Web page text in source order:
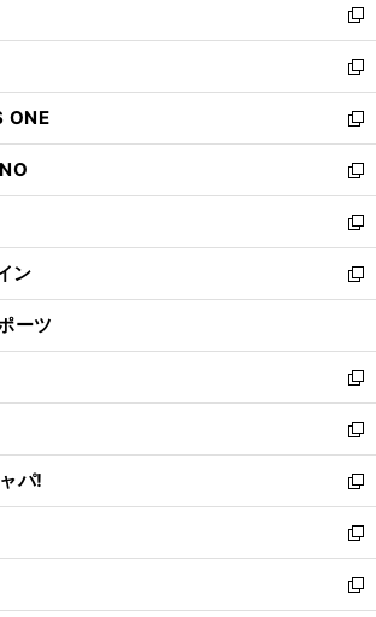
く
で
開
く
ド
ウ
で
開
く
ィ
ン
ド
ウ
で
開
く
い
ウ
ィ
ン
ド
ウ
で
開
く
新
し
い
ウ
ィ
ン
ド
ウ
で
開
く
新
し
い
ウ
ィ
ン
ド
ウ
で
開
ONE
新
し
い
ウ
ィ
ン
ド
ウ
開
く
新
し
い
ウ
ィ
ン
ウ
で
開
く
新
し
い
ウ
ン
ド
ウ
で
開
く
ン
新
し
ウ
ィ
ン
ド
ウ
で
開
く
ーツ
新
し
い
ウ
ィ
ン
ド
ウ
で
開
新
し
い
ウ
ィ
ン
ド
ウ
パ!
新
し
い
ウ
ィ
ン
新
し
い
新